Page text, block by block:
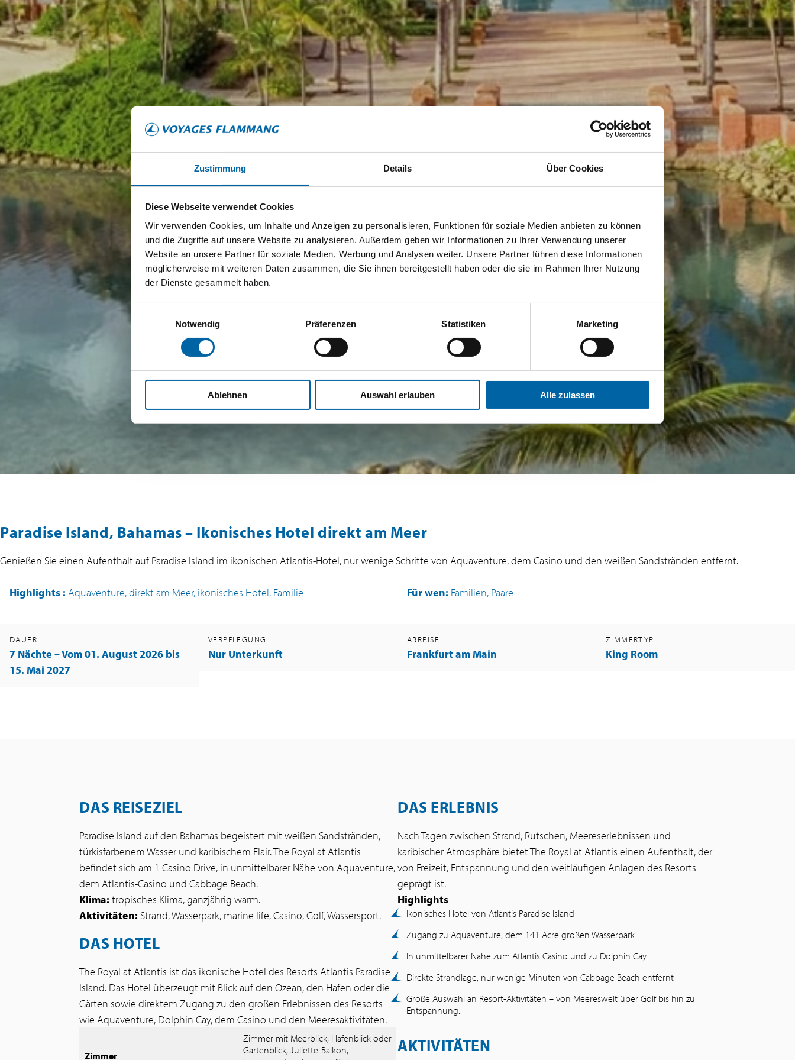
Zustimmung Details Über Cookies
Diese Webseite verwendet Cookies
Wir verwenden Cookies, um Inhalte und Anzeigen zu personalisieren, Funktionen für soziale Medien anbieten zu können
und die Zugriffe auf unsere Website zu analysieren. Außerdem geben wir Informationen zu Ihrer Verwendung unserer
Website an unsere Partner für soziale Medien, Werbung und Analysen weiter. Unsere Partner führen diese Informationen
möglicherweise mit weiteren Daten zusammen, die Sie ihnen bereitgestellt haben oder die sie im Rahmen Ihrer Nutzung
der Dienste gesammelt haben.
Notwendig
Präferenzen Statistiken Marketing
Ablehnen Auswahl erlauben Alle zulassen
Paradise Island, Bahamas – Ikonisches Hotel direkt am Meer
Genießen Sie einen Aufenthalt auf Paradise Island im ikonischen Atlantis-Hotel, nur wenige Schritte von Aquaventure, dem Casino und den weißen Sandstränden entfernt.
Highlights : Aquaventure, direkt am Meer, ikonisches Hotel, Familie Für wen: Familien, Paare
DAUER
7 Nächte – Vom 01. August 2026 bis
15. Mai 2027
VERPFLEGUNG
Nur Unterkunft
ABREISE
Frankfurt am Main
ZIMMERTYP
King Room
DAS REISEZIEL
Paradise Island auf den Bahamas begeistert mit weißen Sandstränden,
türkisfarbenem Wasser und karibischem Flair. The Royal at Atlantis
befindet sich am 1 Casino Drive, in unmittelbarer Nähe von Aquaventure,
dem Atlantis-Casino und Cabbage Beach.
Klima: tropisches Klima, ganzjährig warm.
Aktivitäten: Strand, Wasserpark, marine life, Casino, Golf, Wassersport.
DAS HOTEL
The Royal at Atlantis ist das ikonische Hotel des Resorts Atlantis Paradise
Island. Das Hotel überzeugt mit Blick auf den Ozean, den Hafen oder die
Gärten sowie direktem Zugang zu den großen Erlebnissen des Resorts
wie Aquaventure, Dolphin Cay, dem Casino und den Meeresaktivitäten.
Zimmer
Zimmer mit Meerblick, Hafenblick oder
Gartenblick, Juliette-Balkon,
DAS ERLEBNIS
Nach Tagen zwischen Strand, Rutschen, Meereserlebnissen und
karibischer Atmosphäre bietet The Royal at Atlantis einen Aufenthalt, der
von Freizeit, Entspannung und den weitläufigen Anlagen des Resorts
geprägt ist.
Highlights
Ikonisches Hotel von Atlantis Paradise Island
Zugang zu Aquaventure, dem 141 Acre großen Wasserpark
In unmittelbarer Nähe zum Atlantis Casino und zu Dolphin Cay
Direkte Strandlage, nur wenige Minuten von Cabbage Beach entfernt
Große Auswahl an Resort-Aktivitäten – von Meereswelt über Golf bis hin zu
Entspannung.
AKTIVITÄTEN